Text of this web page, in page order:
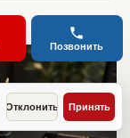
Отклонить Принять
Позвонить